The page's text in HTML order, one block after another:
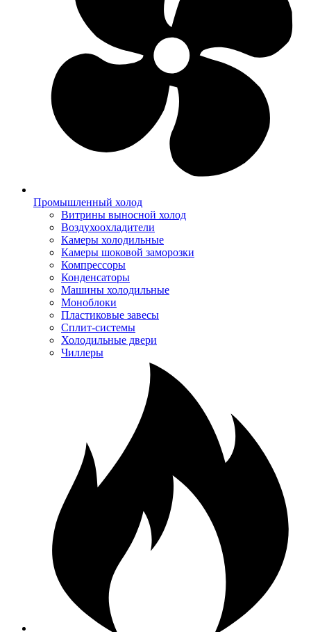
Промышленный холод
Витрины выносной холод
Воздухоохладители
Камеры холодильные
Камеры шоковой заморозки
Компрессоры
Конденсаторы
Машины холодильные
Моноблоки
Пластиковые завесы
Сплит-системы
Холодильные двери
Чиллеры